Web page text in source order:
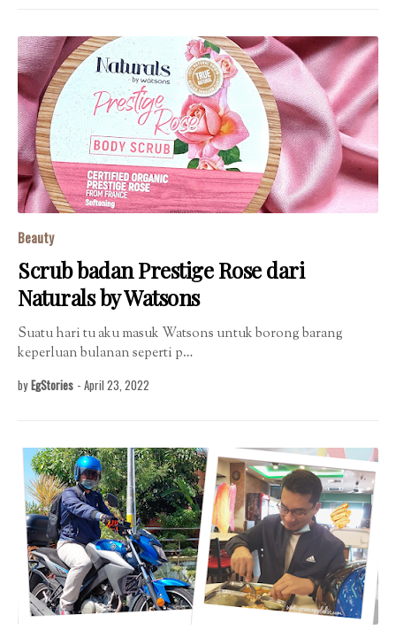
Beauty
Scrub badan Prestige Rose dari
Naturals by Watsons
Suatu hari tu aku masuk Watsons untuk borong barang
keperluan bulanan seperti p…
by EgStories - April 23, 2022